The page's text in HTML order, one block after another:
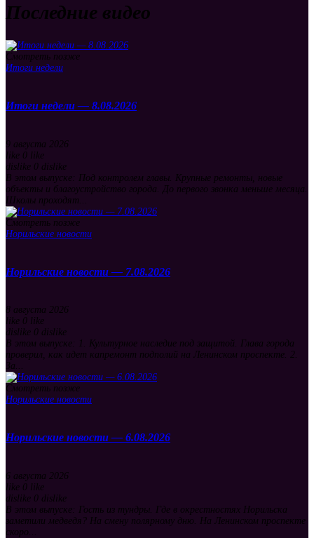
Последние видео
Смотреть позже
Итоги недели
Итоги недели — 8.08.2026
9 августа 2026
like 0 like
dislike 0 dislike
В этом выпуске: Под контролем главы. Крупные ремонты, новые
объекты и благоустройство города. До первого звонка меньше месяца.
Школы проходят...
Смотреть позже
Норильские новости
Норильские новости — 7.08.2026
8 августа 2026
like 0 like
dislike 0 dislike
В этом выпуске: 1. Культурное наследие под защитой. Глава города
проверил, как идет капремонт подполий на Ленинском проспекте. 2.
За...
Смотреть позже
Норильские новости
Норильские новости — 6.08.2026
6 августа 2026
like 0 like
dislike 0 dislike
В этом выпуске: Гость из тундры. Где в окрестностях Норильска
заметили медведя? На смену полярному дню. На Ленинском проспекте
скоро...